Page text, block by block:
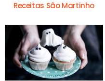
Receitas São Martinho